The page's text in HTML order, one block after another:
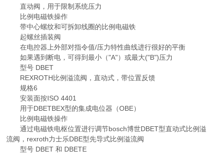
直动阀，用于限制系统压力
比例电磁铁操作
带中心螺纹和可拆卸线圈的比例电磁铁
起螺丝插装阀
在电控器上外部对指令值/压力特性曲线进行很好的平衡
如果遇到断电，可得到最小（"A"）或最大("B")压力
型号 DBET
REXROTH比例溢流阀，直动式，带位置反馈
规格6
安装面按ISO 4401
用于DBETBEX型的集成电位器（OBE）
比例电磁铁操作
通过电磁铁电枢位置进行调节bosch博世DBET型直动式比例溢
流阀，rexroth力士乐DBE型先导式比例溢流阀
型号 DBET 和 DBETE